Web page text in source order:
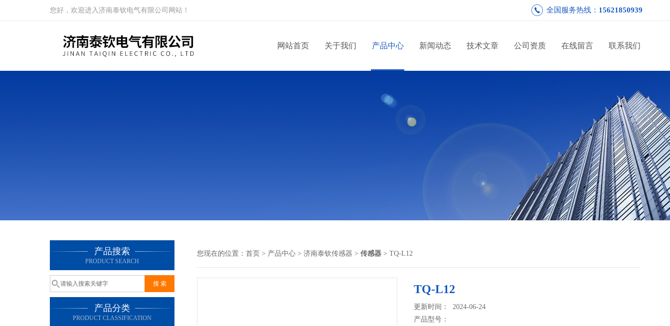
您好，欢迎进入济南泰钦电气有限公司网站！ 全国服务热线： 15621850939
网站首页 关于我们 产品中心 新闻动态 技术文章 公司资质 在线留言 联系我们
产品搜索
PRODUCT SEARCH
产品分类
PRODUCT CLASSIFICATION
您现在的位置： 首页 > 产品中心 > 济南泰钦传感器 > 传感器 > TQ-L12
TQ-L12
更新时间： 2024-06-24
产品型号：